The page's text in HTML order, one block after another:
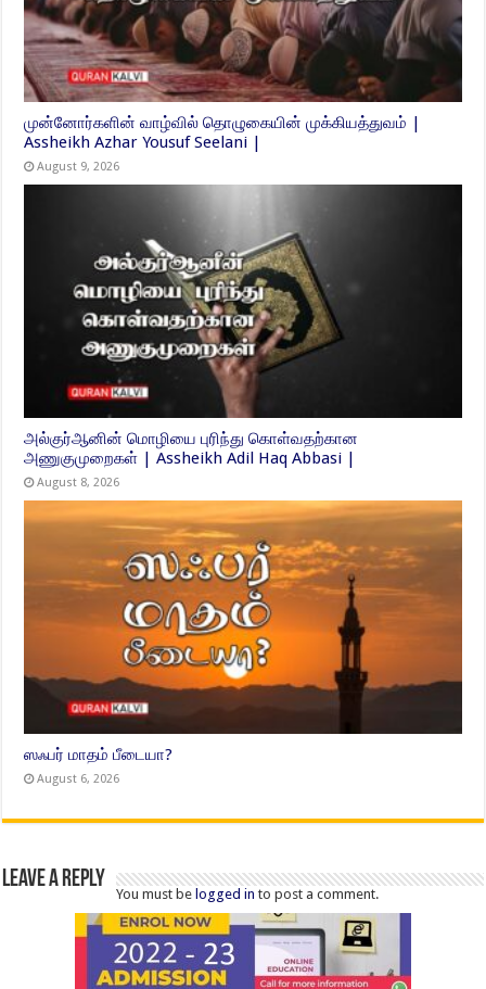
முன்னோர்களின் வாழ்வில் தொழுகையின் முக்கியத்துவம் |
Assheikh Azhar Yousuf Seelani |
August 9, 2026
அல்குர்ஆனின் மொழியை புரிந்து கொள்வதற்கான
அணுகுமுறைகள் | Assheikh Adil Haq Abbasi |
August 8, 2026
ஸஃபர் மாதம் பீடையா?
August 6, 2026
Leave a Reply
You must belogged in to post a comment.